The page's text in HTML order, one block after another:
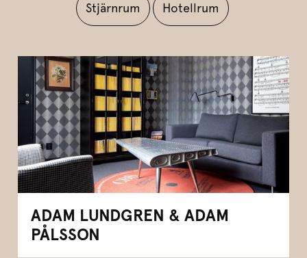
Stjärnrum Hotellrum
ADAM LUNDGREN & ADAM
PÅLSSON